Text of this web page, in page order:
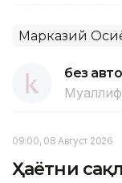
Марказий
без
Муаллиф
09:00, 08 Август 2026
Ҳаётни